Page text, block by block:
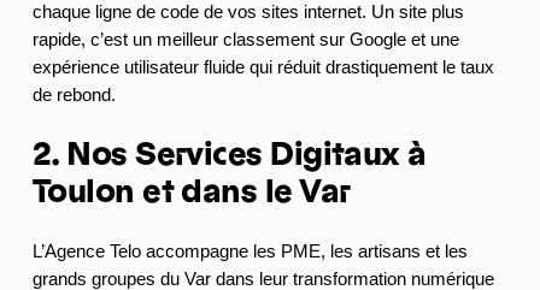
chaque ligne de code de vos sites internet. Un site plus
rapide, c’est un meilleur classement sur Google et une
expérience utilisateur fluide qui réduit drastiquement le taux
de rebond.
2. Nos Services Digitaux à
Toulon et dans le Var
L’Agence Telo accompagne les PME, les artisans et les
grands groupes du Var dans leur transformation numérique